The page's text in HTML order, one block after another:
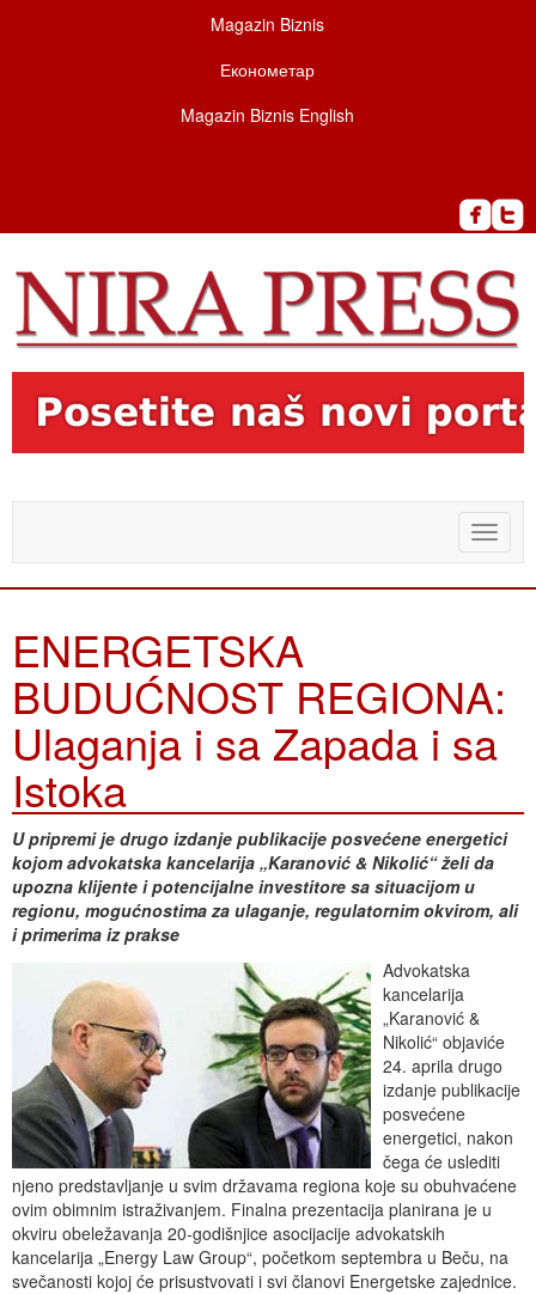
Magazin Biznis
Економетар
Magazin Biznis English
Toggle
ENERGETSKA
BUDUĆNOST REGIONA:
Ulaganja i sa Zapada i sa
Istoka
U pripremi je drugo izdanje publikacije posvećene energetici
kojom advokatska kancelarija „Karanović & Nikolić“ želi da
upozna klijente i potencijalne investitore sa situacijom u
regionu, mogućnostima za ulaganje, regulatornim okvirom, ali
i primerima iz prakse
Advokatska
kancelarija
„Karanović &
Nikolić“ objaviće
24. aprila drugo
izdanje publikacije
posvećene
energetici, nakon
čega će uslediti
njeno predstavljanje u svim državama regiona koje su obuhvaćene
ovim obimnim istraživanjem. Finalna prezentacija planirana je u
okviru obeležavanja 20-godišnjice asocijacije advokatskih
kancelarija „Energy Law Group“, početkom septembra u Beču, na
svečanosti kojoj će prisustvovati i svi članovi Energetske zajednice.